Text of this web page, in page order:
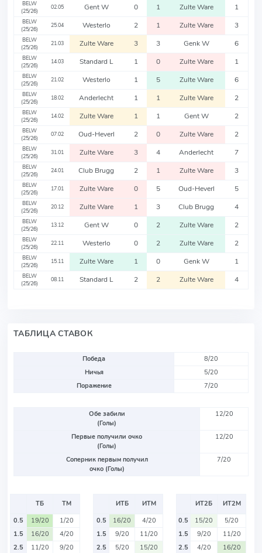
BELW
(25/26)
02.05 Gent W 0 1 Zulte Ware 1
BELW
(25/26)
25.04 Westerlo 2 1 Zulte Ware 3
BELW
(25/26)
21.03 Zulte Ware 3 3 Genk W 6
BELW
(25/26)
14.03 Standard L 1 0 Zulte Ware 1
BELW
(25/26)
21.02 Westerlo 1 5 Zulte Ware 6
BELW
(25/26)
18.02 Anderlecht 1 1 Zulte Ware 2
BELW
(25/26)
14.02 Zulte Ware 1 1 Gent W 2
BELW
(25/26)
07.02 Oud-Heverl 2 0 Zulte Ware 2
BELW
(25/26)
31.01 Zulte Ware 3 4 Anderlecht 7
BELW
(25/26)
24.01 Club Brugg 2 1 Zulte Ware 3
BELW
(25/26)
17.01 Zulte Ware 0 5 Oud-Heverl 5
BELW
(25/26)
20.12 Zulte Ware 1 3 Club Brugg 4
BELW
(25/26)
13.12 Gent W 0 2 Zulte Ware 2
BELW
(25/26)
22.11 Westerlo 0 2 Zulte Ware 2
BELW
(25/26)
15.11 Zulte Ware 1 0 Genk W 1
BELW
(25/26)
08.11 Standard L 2 2 Zulte Ware 4
ТАБЛИЦА СТАВОК
Победа
8/20
Ничья
5/20
Поражение
7/20
Обе забили
(Голы)
12/20
Первые получили очко
(Голы)
12/20
Соперник первым получил
очко (Голы)
7/20
ТБ
ТМ
0.5
19/20
1/20
1.5
16/20
4/20
2.5
11/20
9/20
ИТБ
ИТМ
0.5
16/20
4/20
1.5
9/20
11/20
2.5
5/20
15/20
ИТ2Б
ИТ2М
0.5
15/20
5/20
1.5
9/20
11/20
2.5
4/20
16/20